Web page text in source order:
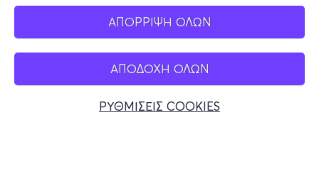
ΑΠΟΡΡΙΨΗ ΟΛΩΝ
ΑΠΟΔΟΧΗ ΟΛΩΝ
ΡΥΘΜΙΣΕΙΣ COOKIES
Mobile app